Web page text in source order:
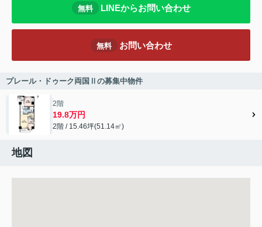
無料 LINEからお問い合わせ
無料 お問い合わせ
プレール・ドゥーク両国Ⅱの募集中物件
2階
19.8万円
2階 / 15.46坪(51.14㎡)
地図